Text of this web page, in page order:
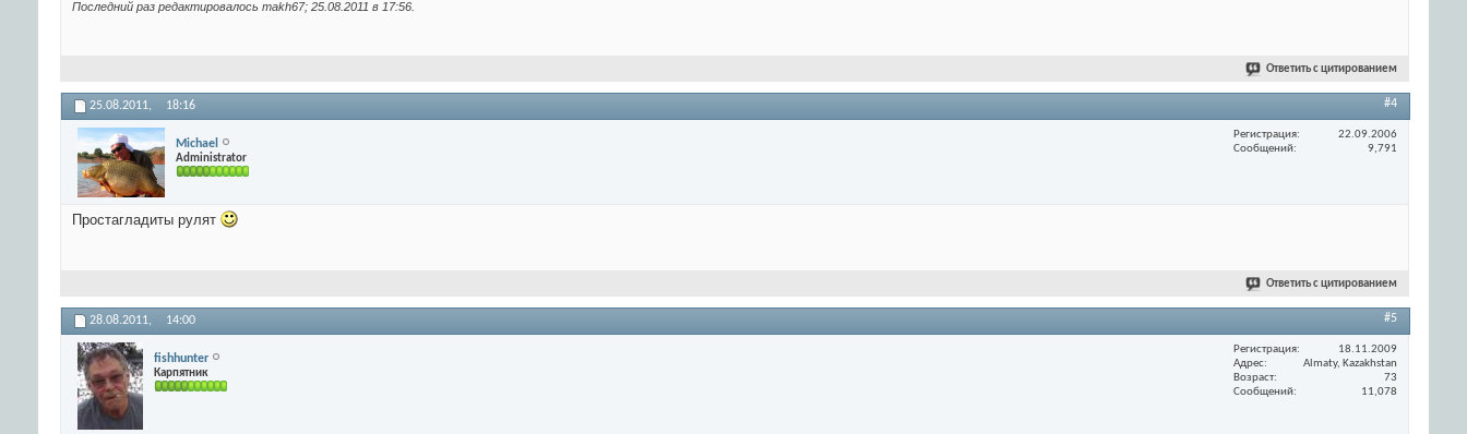
Последний раз редактировалось makh67; 25.08.2011 в 17:56
Ответить с цитированием
25.08.2011, 18:16 #4
Michael
Administrator
Регистрация
22.09.2006
Сообщений
9,791
Простагладиты рулят
Ответить с цитированием
28.08.2011, 14:00 #5
fishhunter
Карпятник
Регистрация
18.11.2009
Адрес
Almaty, Kazakhstan
Возраст
73
Сообщений
11,078